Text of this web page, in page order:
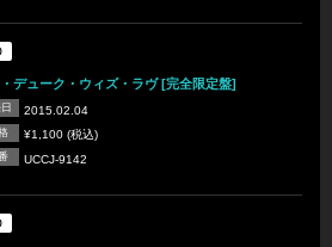
・デューク・ウィズ・ラヴ [完全限定盤]
2015.02.04
¥1,100 (税込)
UCCJ-9142